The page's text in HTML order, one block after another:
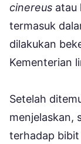
cinereus atau
termasuk
dilakukan
Kementerian
Setelah
menjelaskan,
terhadap